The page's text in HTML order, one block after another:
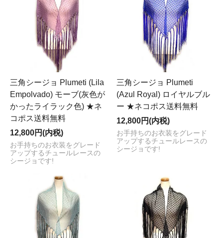
三角シージョ Plumeti (Lila
Empolvado) モーブ(灰色が
かったライラック色) ★ネ
コポス送料無料
12,800円(内税)
お手持ちのお衣装をグレード
アップするチュールレースの
シージョです!
三角シージョ Plumeti
(Azul Royal) ロイヤルブル
ー ★ネコポス送料無料
12,800円(内税)
お手持ちのお衣装をグレード
アップするチュールレースの
シージョです!